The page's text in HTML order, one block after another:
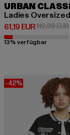
URBAN
Ladies
61,19 EUR
Derzeitiger Preis:
119,99 EUR
13% verfügbar
-42%